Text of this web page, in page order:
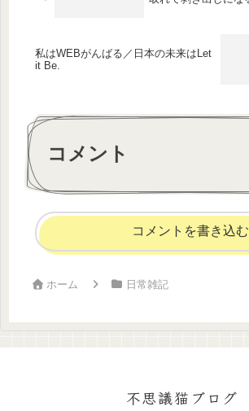
私はWEBがんばる／日本の未来はLet
it Be.
コメント
コメントを書き込む
ホーム 日常雑記
不思議猫ブログ